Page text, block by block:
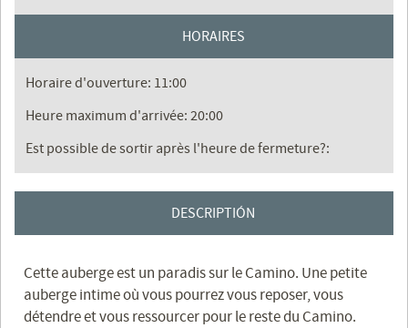
HORAIRES
Horaire d'ouverture: 11:00
Heure maximum d'arrivée: 20:00
Est possible de sortir après l'heure de fermeture?:
DESCRIPTIÓN
Cette auberge est un paradis sur le Camino. Une petite
auberge intime où vous pourrez vous reposer, vous
détendre et vous ressourcer pour le reste du Camino.